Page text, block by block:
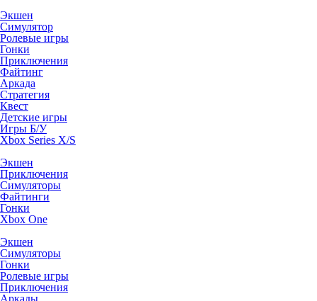
Экшен
Симулятор
Ролевые игры
Гонки
Приключения
Файтинг
Аркада
Стратегия
Квест
Детские игры
Игры Б/У
Xbox Series X/S
Экшен
Приключения
Симуляторы
Файтинги
Гонки
Xbox One
Экшен
Симуляторы
Гонки
Ролевые игры
Приключения
Аркады